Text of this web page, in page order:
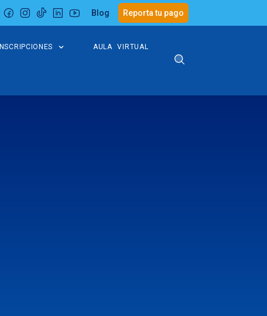
Blog Reporta tu pago
INSCRIPCIONES AULA VIRTUAL